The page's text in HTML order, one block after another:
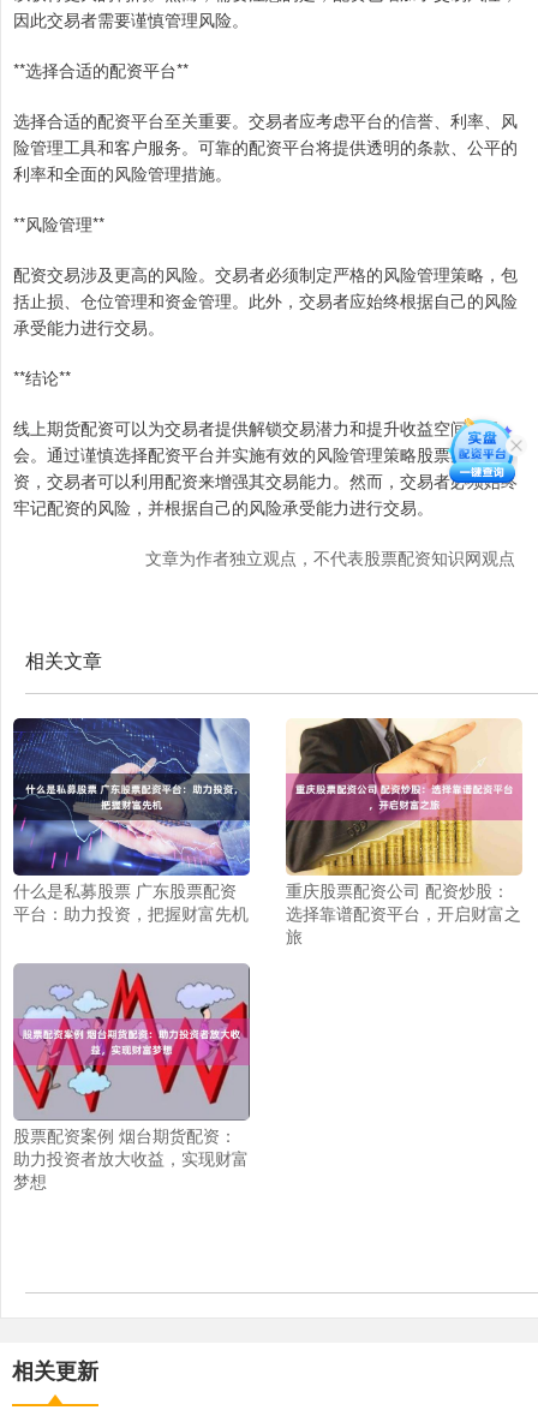
因此交易者需要谨慎管理风险。
**选择合适的配资平台**
选择合适的配资平台至关重要。交易者应考虑平台的信誉、利率、风
险管理工具和客户服务。可靠的配资平台将提供透明的条款、公平的
利率和全面的风险管理措施。
**风险管理**
配资交易涉及更高的风险。交易者必须制定严格的风险管理策略，包
括止损、仓位管理和资金管理。此外，交易者应始终根据自己的风险
承受能力进行交易。
**结论**
线上期货配资可以为交易者提供解锁交易潜力和提升收益空间的机
会。通过谨慎选择配资平台并实施有效的风险管理策略股票期权配
资，交易者可以利用配资来增强其交易能力。然而，交易者必须始终
牢记配资的风险，并根据自己的风险承受能力进行交易。
文章为作者独立观点，不代表股票配资知识网观点
相关文章
什么是私募股票 广东股票配资
平台：助力投资，把握财富先机
重庆股票配资公司 配资炒股：
选择靠谱配资平台，开启财富之
旅
股票配资案例 烟台期货配资：
助力投资者放大收益，实现财富
梦想
相关更新